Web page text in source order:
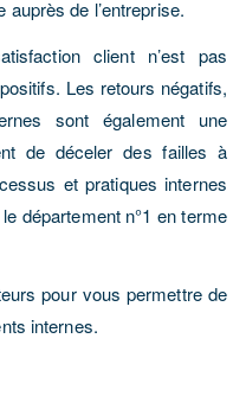
de l’entreprise.
client n’est pas
Les retours négatifs,
sont également une
de déceler des failles à
et pratiques internes
département n°1 en terme
pour vous permettre de
internes.